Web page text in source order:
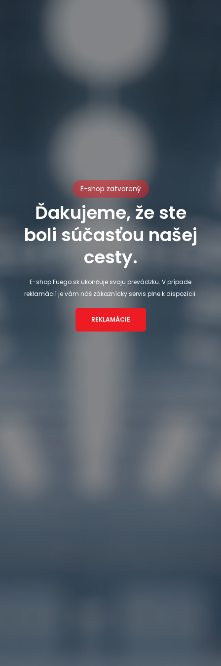
E-shop zatvorený
Ďakujeme, že ste
boli súčasťou našej
cesty.
E-shop Fuego.sk ukončuje svoju prevádzku. V prípade
reklamácií je vám náš zákaznícky servis plne k dispozícii.
REKLAMÁCIE